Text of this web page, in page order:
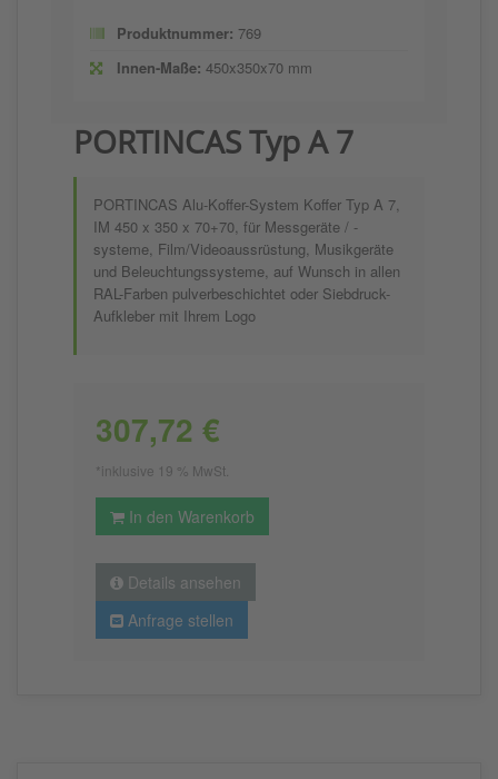
Produktnummer: 769
Innen-Maße: 450x350x70 mm
PORTINCAS Typ A 7
PORTINCAS Alu-Koffer-System Koffer Typ A 7,
IM 450 x 350 x 70+70, für Messgeräte / -
systeme, Film/Videoaussrüstung, Musikgeräte
und Beleuchtungssysteme, auf Wunsch in allen
RAL-Farben pulverbeschichtet oder Siebdruck-
Aufkleber mit Ihrem Logo
307,72 €
*inklusive 19 % MwSt.
In den Warenkorb
Details ansehen
Anfrage stellen